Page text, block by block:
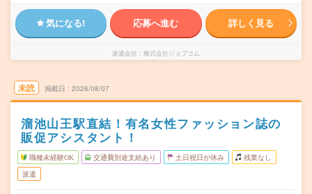
気になる! 応募へ進む 詳しく見る
派遣会社 株式会社ジョブコム
未読 掲載日 2026/08/07
溜池山王駅直結！有名女性ファッション誌の
販促アシスタント！
職種未経験OK 交通費別途支給あり 土日祝日が休み 残業なし
派遣